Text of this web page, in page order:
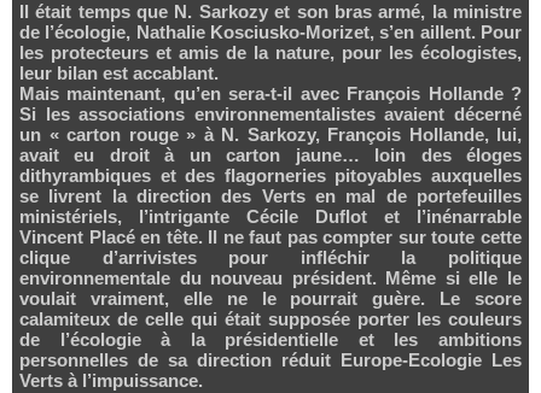
Il était temps que N. Sarkozy et son bras armé, la ministre
de l’écologie, Nathalie Kosciusko-Morizet, s’en aillent. Pour
les protecteurs et amis de la nature, pour les écologistes,
leur bilan est accablant.
Mais maintenant, qu’en sera-t-il avec François Hollande ?
Si les associations environnementalistes avaient décerné
un « carton rouge » à N. Sarkozy, François Hollande, lui,
avait eu droit à un carton jaune… loin des éloges
dithyrambiques et des flagorneries pitoyables auxquelles
se livrent la direction des Verts en mal de portefeuilles
ministériels, l’intrigante Cécile Duflot et l’inénarrable
Vincent Placé en tête. Il ne faut pas compter sur toute cette
clique d’arrivistes pour infléchir la politique
environnementale du nouveau président. Même si elle le
voulait vraiment, elle ne le pourrait guère. Le score
calamiteux de celle qui était supposée porter les couleurs
de l’écologie à la présidentielle et les ambitions
personnelles de sa direction réduit Europe-Ecologie Les
Verts à l’impuissance.